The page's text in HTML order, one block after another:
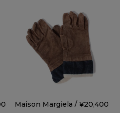
Maison Margiela / ¥20,400